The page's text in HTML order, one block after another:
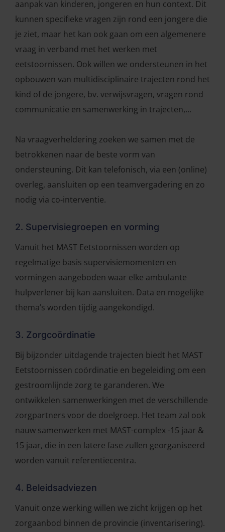
aanpak van kinderen, jongeren en hun context. Dit
kunnen specifieke vragen zijn rond een jongere die
je ziet, maar het kan ook gaan om een algemenere
vraag in verband met het werken met
eetstoornissen. Ook willen we ondersteunen in het
opbouwen van multidisciplinaire trajecten rond het
kind of de jongere, bv. verwijsvragen, vragen rond
communicatie en samenwerking in trajecten,...
Na vraagverheldering zoeken we samen met de
betrokkenen naar de beste vorm van
ondersteuning. Dit kan telefonisch, via een (online)
overleg, aansluiten op een teamvergadering en zo
nodig via co-interventie.
2. Supervisiegroepen en vorming
Vanuit het MAST Eetstoornissen worden op
regelmatige basis supervisiemomenten en
vormingen aangeboden waar elke ambulante
hulpverlener bij kan aansluiten. Data en mogelijke
thema’s worden tijdig aangekondigd.
3. Zorgcoördinatie
Bij bijzonder uitdagende trajecten biedt het MAST
Eetstoornissen coördinatie en begeleiding om een
gestroomlijnde zorg te garanderen. We
ontwikkelen samenwerkingen met de verschillende
zorgpartners voor de doelgroep. Het team zal ook
nauw samenwerken met MAST-complex -15 jaar &
15 jaar, die in een latere fase zullen georganiseerd
worden vanuit referentiecentra.
4. Beleidsadviezen
Vanuit onze werking willen we zicht krijgen op het
zorgaanbod binnen de provincie (inventarisering).